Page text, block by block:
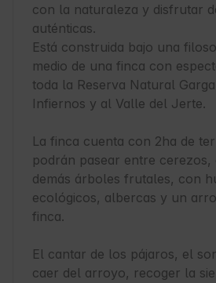
con la naturaleza y disfrutar
auténticas.
Está construida bajo una
medio de una finca con
toda la Reserva Natural
Infiernos y al Valle del Jerte.
La finca cuenta con 2ha de
podrán pasear entre
demás árboles frutales, con
ecológicos, albercas y un
finca.
El cantar de los pájaros, el
caer del arroyo, recoger la